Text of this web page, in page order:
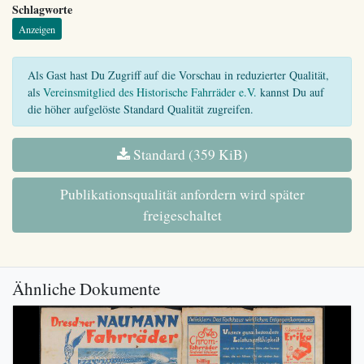
Schlagworte
Anzeigen
Als Gast hast Du Zugriff auf die Vorschau in reduzierter Qualität,
als Vereinsmitglied des Historische Fahrräder e.V. kannst Du auf
die höher aufgelöste Standard Qualität zugreifen.
Standard (359 KiB)
Publikationsqualität anfordern wird später
freigeschaltet
Ähnliche Dokumente